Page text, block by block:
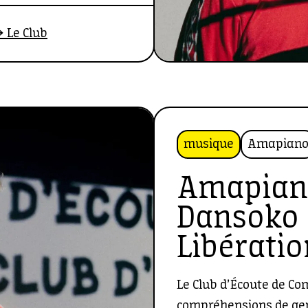
Le Club
musique Amapiano
Le Club d’Écoute de